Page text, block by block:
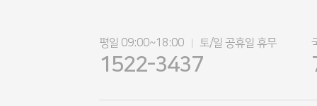
평일 09:00~18:00 토/일 공휴일 휴무
1522-3437